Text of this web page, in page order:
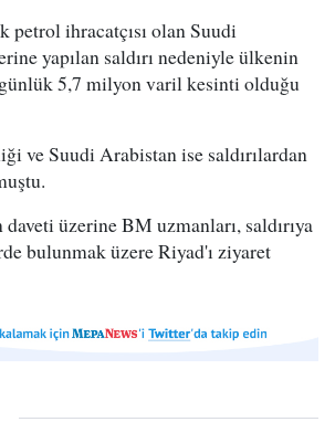
petrol ihracatçısı olan Suudi
yapılan saldırı nedeniyle ülkenin
5,7 milyon varil kesinti olduğu
ve Suudi Arabistan ise saldırılardan
üzerine BM uzmanları, saldırıya
bulunmak üzere Riyad'ı ziyaret